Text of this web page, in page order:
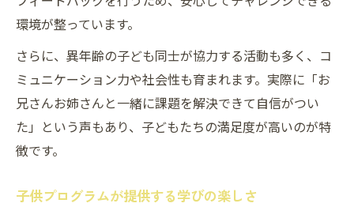
環境が整っています。
さらに、異年齢の子ども同士が協力する活動も多く、コ
ミュニケーション力や社会性も育まれます。実際に「お
兄さんお姉さんと一緒に課題を解決できて自信がつい
た」という声もあり、子どもたちの満足度が高いのが特
徴です。
子供プログラムが提供する学びの楽しさ